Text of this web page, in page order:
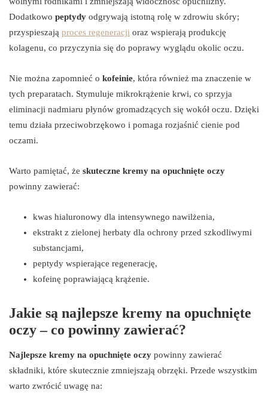
Dodatkowo peptydy odgrywają istotną rolę w zdrowiu skóry;
przyspieszają proces regeneracji oraz wspierają produkcję
kolagenu, co przyczynia się do poprawy wyglądu okolic oczu.
Nie można zapomnieć o kofeinie, która również ma znaczenie w
tych preparatach. Stymuluje mikrokrążenie krwi, co sprzyja
eliminacji nadmiaru płynów gromadzących się wokół oczu. Dzięki
temu działa przeciwobrzękowo i pomaga rozjaśnić cienie pod
oczami.
Warto pamiętać, że skuteczne kremy na opuchnięte oczy
powinny zawierać:
kwas hialuronowy dla intensywnego nawilżenia,
ekstrakt z zielonej herbaty dla ochrony przed szkodliwymi
substancjami,
peptydy wspierające regenerację,
kofeinę poprawiającą krążenie.
Jakie są najlepsze kremy na opuchnięte
oczy – co powinny zawierać?
Najlepsze kremy na opuchnięte oczy powinny zawierać
składniki, które skutecznie zmniejszają obrzęki. Przede wszystkim
warto zwrócić uwagę na: